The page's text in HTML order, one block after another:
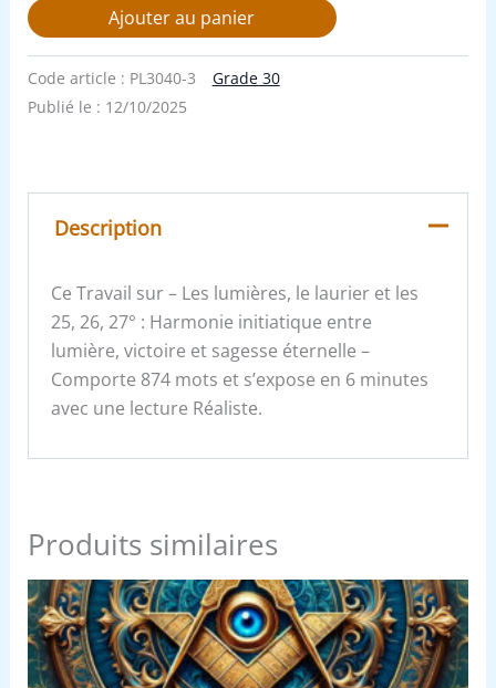
Ajouter au panier
Code article : PL3040-3
Grade 30
Publié le : 12/10/2025
Description
Ce Travail sur – Les lumières, le laurier et les
25, 26, 27° : Harmonie initiatique entre
lumière, victoire et sagesse éternelle –
Comporte 874 mots et s’expose en 6 minutes
avec une lecture Réaliste.
Produits similaires